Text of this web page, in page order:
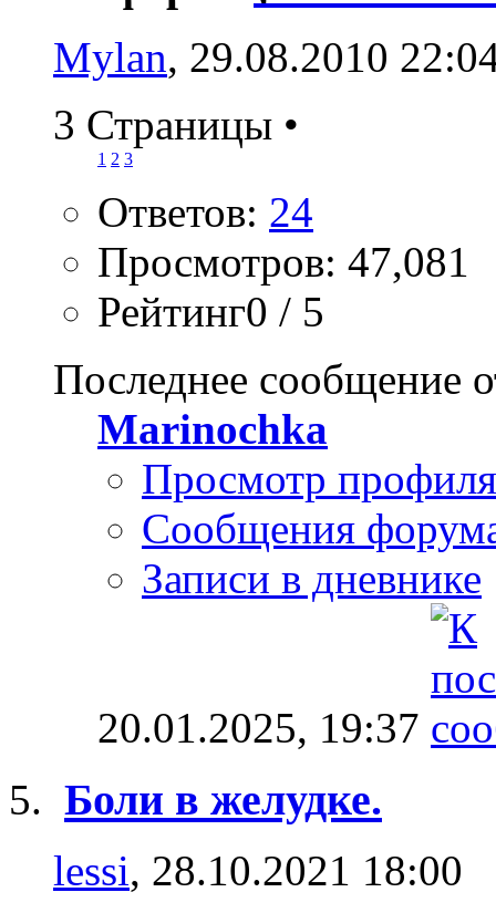
Mylan, 29.08.2010
3 Страницы •
1 2 3
Ответов: 24
Просмотров: 47,081
Рейтинг0 / 5
Последнее сообщение
Marinochka
Просмотр профиля
Сообщения
Записи в дневнике
20.01.2025, 19:37
Боли в желудке.
lessi, 28.10.2021 18:00